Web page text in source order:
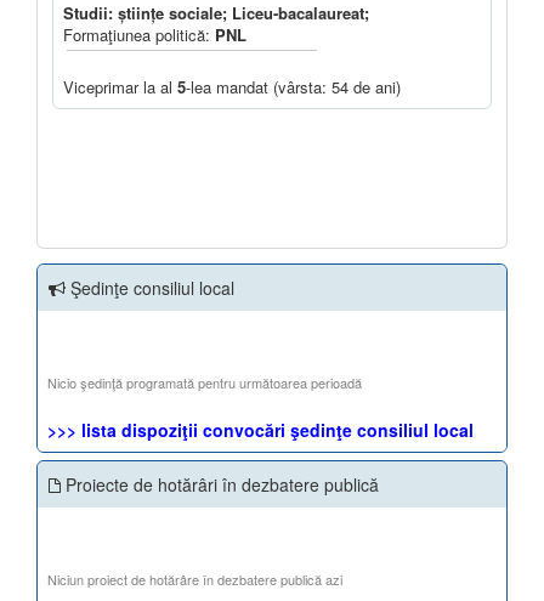
Studii: științe sociale; Liceu-bacalaureat;
Formaţiunea politică: PNL
Viceprimar la al 5-lea mandat (vârsta: 54 de ani)
Şedinţe consiliul local
Nicio şedinţă programată pentru următoarea perioadă
>>> lista dispoziţii convocări şedinţe consiliul local
Proiecte de hotărâri în dezbatere publică
Niciun proiect de hotărâre în dezbatere publică azi